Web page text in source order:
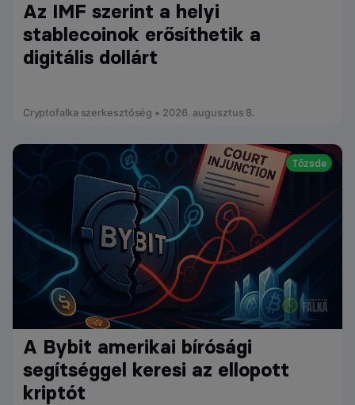
Az IMF szerint a helyi
stablecoinok erősíthetik a
digitális dollárt
Cryptofalka szerkesztőség • 2026. augusztus 8.
Tőzsde
A Bybit amerikai bírósági
segítséggel keresi az ellopott
kriptót